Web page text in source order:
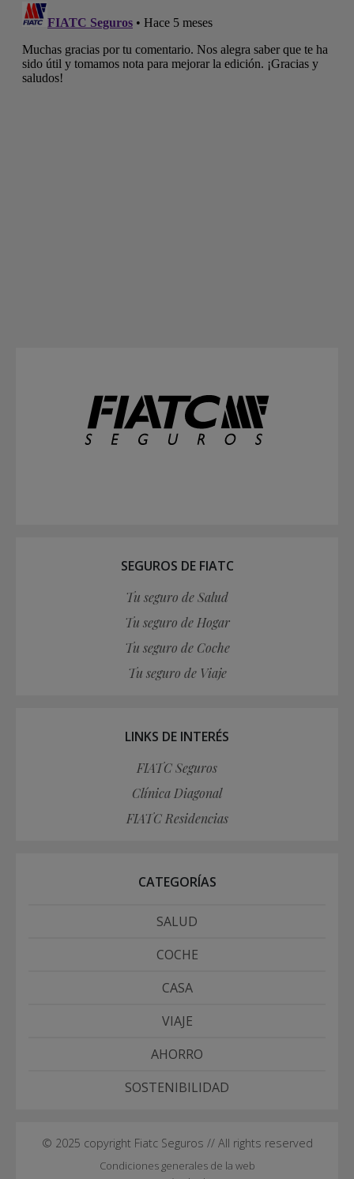
SEGUROS DE FIATC
Tu seguro de Salud
Tu seguro de Hogar
Tu seguro de Coche
Tu seguro de Viaje
LINKS DE INTERÉS
FIATC Seguros
Clínica Diagonal
FIATC Residencias
CATEGORÍAS
SALUD
COCHE
CASA
VIAJE
AHORRO
SOSTENIBILIDAD
© 2025 copyright Fiatc Seguros // All rights reserved
Condiciones generales de la web